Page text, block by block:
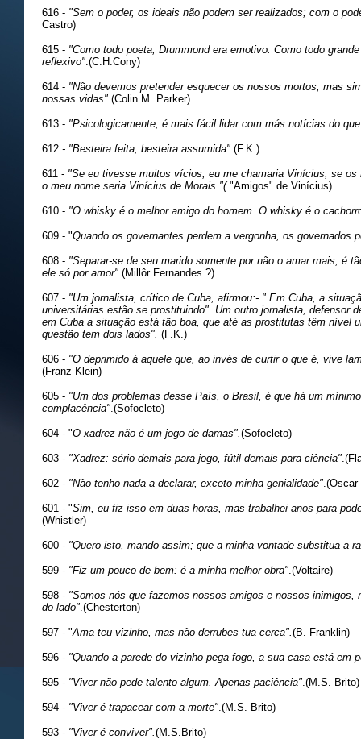
616 - "Sem o poder, os ideais não podem ser realizados; com o
Castro)
615 - "Como todo poeta, Drummond era emotivo. Como todo
reflexivo" .(C.H.Cony)
614 - "Não devemos pretender esquecer os nossos mortos, mas
nossas vidas" .(Colin M. Parker)
613 - "Psicologicamente, é mais fácil lidar com más notícias do
612 - "Besteira feita, besteira assumida" .(F.K.)
611 - "Se eu tivesse muitos vícios, eu me chamaria Vinícius; se
o meu nome seria Vinícius de Morais."("Amigos" de Vinícius)
610 - "O whisky é o melhor amigo do homem. O whisky é o
609 - "Quando os governantes perdem a vergonha, os governados
608 - "Separar-se de seu marido somente por não o amar mais, é
ele só por amor" .(Millôr Fernandes ?)
607 - "Um jornalista, crítico de Cuba, afirmou:- " Em Cuba, a
universitárias estão se prostituindo". Um outro jornalista, defensor
em Cuba a situação está tão boa, que até as prostitutas têm nível
questão tem dois lados". (F.K.)
606 - "O deprimido á aquele que, ao invés de curtir o que é, vive
(Franz Klein)
605 - "Um dos problemas desse País, o Brasil, é que há um
complacência" .(Sofocleto)
604 - "O xadrez não é um jogo de damas". (Sofocleto)
603 - "Xadrez: sério demais para jogo, fútil demais para ciência"
602 - "Não tenho nada a declarar, exceto minha genialidade"
601 - "Sim, eu fiz isso em duas horas, mas trabalhei anos para
(Whistler)
600 - "Quero isto, mando assim; que a minha vontade substitua a
599 - "Fiz um pouco de bem: é a minha melhor obra" .(Voltaire)
598 - "Somos nós que fazemos nossos amigos e nossos inimigos,
do lado" .(Chesterton)
597 - "Ama teu vizinho, mas não derrubes tua cerca". (B. Franklin)
596 - "Quando a parede do vizinho pega fogo, a sua casa está em
595 - "Viver não pede talento algum. Apenas paciência" .(M.S. Brito)
594 - "Viver é trapacear com a morte" .(M.S. Brito)
593 - "Viver é conviver". (M.S.Brito)